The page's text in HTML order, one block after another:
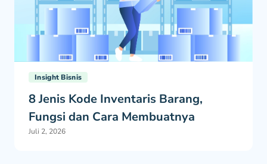
Insight Bisnis
8 Jenis Kode Inventaris Barang,
Fungsi dan Cara Membuatnya
Juli 2, 2026